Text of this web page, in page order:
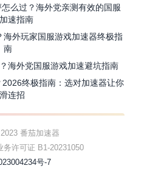
么过？海外党亲测有效的国服
速指南
外玩家国服游戏加速器终极指
南
海外党国服游戏加速避坑指南
终极指南：选对加速器让你
连招
番茄加速器
务许可证 B1-20231050
号-7